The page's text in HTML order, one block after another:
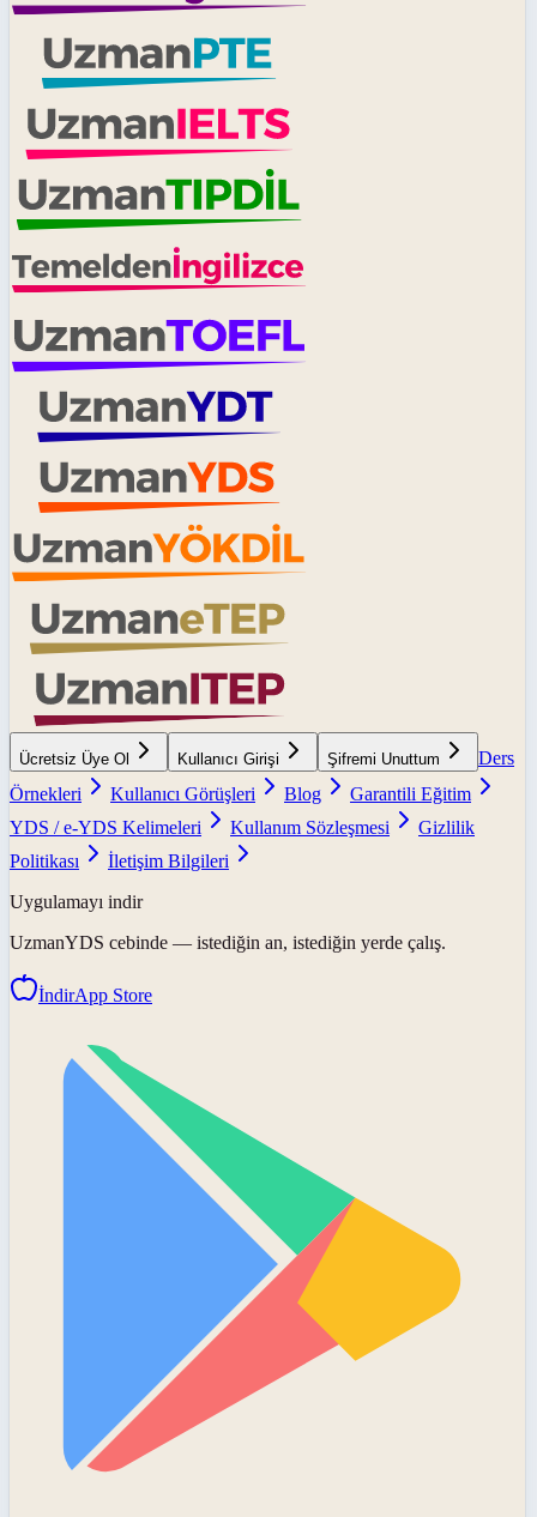
Ücretsiz Üye Ol Kullanıcı Girişi Şifremi Unuttum
Ders
Örnekleri
Kullanıcı Görüşleri Blog
Garantili Eğitim
YDS / e-YDS Kelimeleri
Kullanım Sözleşmesi
Gizlilik
Politikası
İletişim Bilgileri
Uygulamayı indir
UzmanYDS cebinde — istediğin an, istediğin yerde çalış.
İndirApp Store